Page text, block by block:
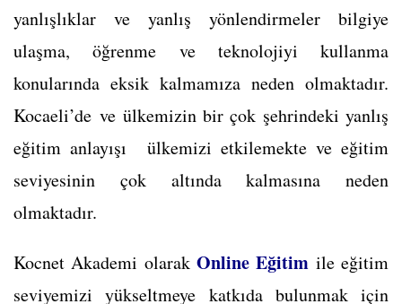
yanlışlıklar ve yanlış yönlendirmeler bilgiye
ulaşma, öğrenme ve teknolojiyi kullanma
konularında eksik kalmamıza neden olmaktadır.
Kocaeli’de ve ülkemizin bir çok şehrindeki yanlış
eğitim anlayışı ülkemizi etkilemekte ve eğitim
seviyesinin çok altında kalmasına neden
olmaktadır.
Kocnet Akademi olarak Online Eğitim ile eğitim
seviyemizi yükseltmeye katkıda bulunmak için